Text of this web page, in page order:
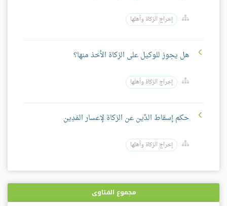
إخراج الزكاة وأهلها
هل يجوز للوكيل على الزكاة الأخذ منها؟
إخراج الزكاة وأهلها
حكم إسقاط الدَّين عن الزكاة لإعسار المَدِين
إخراج الزكاة وأهلها
مجموع الفتاوى